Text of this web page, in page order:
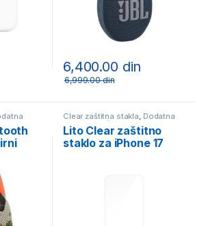
6,400.00 din
6,999.00din
Clear zaštitna stakla, Dodatna
Oprema Zaštitna stakla
Lito Clear zaštitno
staklo za iPhone 17